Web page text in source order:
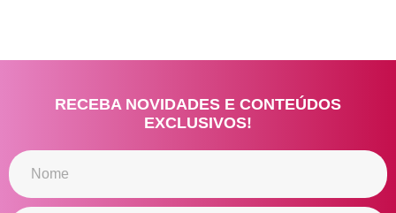
RECEBA NOVIDADES E CONTEÚDOS
EXCLUSIVOS!